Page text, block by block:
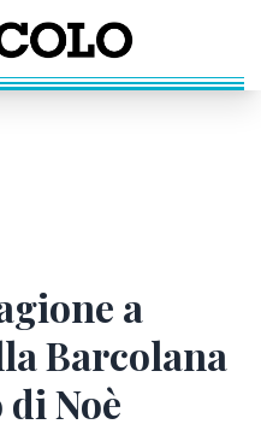
a
Barcolana
Noè